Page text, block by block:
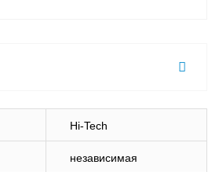
Hi-Tech
независимая